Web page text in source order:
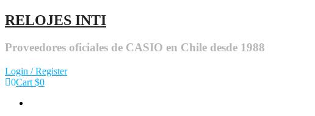
Skip
to
content
RELOJES INTI
Proveedores oficiales de CASIO en Chile desde 1988
Login / Register
0Cart $0